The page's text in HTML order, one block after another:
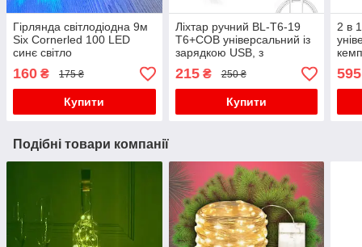
Гірлянда світлодіодна 9м
Six Cornerled 100 LED
синє світло
160 ₴ 175 ₴
Купити
Ліхтар ручний BL-T6-19
T6+COB універсальний із
зарядкою USB, з
фокусуванням, бічне
світло, кліпса
215₴ 250 ₴
Купити
2 в
595
Подібні товари компанії